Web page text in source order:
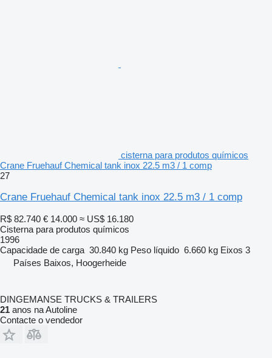
cisterna para produtos químicos
Crane Fruehauf Chemical tank inox 22.5 m3 / 1 comp
27
Crane Fruehauf Chemical tank inox 22.5 m3 / 1 comp
R$ 82.740 € 14.000 ≈ US$ 16.180
Cisterna para produtos químicos
1996
Capacidade de carga 30.840 kg Peso líquido 6.660 kg Eixos 3
Países Baixos, Hoogerheide
DINGEMANSE TRUCKS & TRAILERS
21 anos na Autoline
Contacte o vendedor